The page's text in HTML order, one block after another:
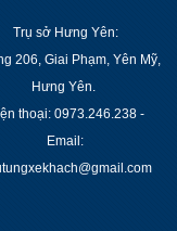
Trụ sở Hưng Yên:
206, Giai Phạm, Yên Mỹ,
Hưng Yên.
thoại: 0973.246.238 -
Email: